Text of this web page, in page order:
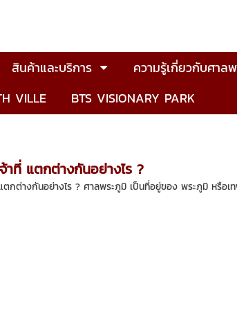
สินค้าและบริการ ความรู้เกี่ยวกับศาล
VILLE BTS VISIONARY PARK
ที่ แตกต่างกันอย่างไร ?
กต่างกันอย่างไร ? ศาลพระภูมิ เป็นที่อยู่ของ พระภูมิ หรือ